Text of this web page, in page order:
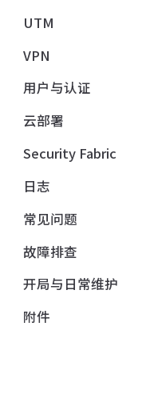
UTM
VPN
用户与认证
云部署
Security Fabric
日志
常见问题
故障排查
开局与日常维护
附件